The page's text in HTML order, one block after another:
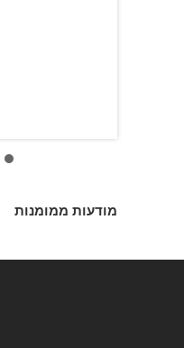
מודעות ממומנות